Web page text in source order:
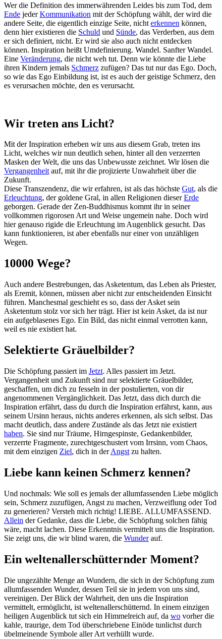
Wer die Definition des immerwährenden Leides bis zum Tod, dem
Ende jederKommunikation mit der Schöpfung wählt, der wird die
andere Seite, die eigentlich einzige Seite, nicht erkennen können,
denn hier existieren die Schuld und Sünde, das Verderben, aus dem
er sich definiert, nicht. Er wird sie also auch nicht entdecken
können. Inspiration heißt Umdefinierung. Wandel. Sanfter Wandel.
Eine Veränderung, die nicht weh tut. Denn wie könnte die Liebe
ihren Kindern jemals Schmerz zufügen? Das tut nur das Ego. Doch,
so wie das Ego Einbildung ist, ist es auch der geistige Schmerz, den
es verursachen möchte, den es verursacht.
Wir treten ans Licht?
Mit der Inspiration erheben wir uns aus diesem Grab, treten ins
Licht, welches wir nun deutlich sehen, hinter all den verzerrten
Masken der Welt, die uns das Unbewusste zeichnet. Wir lösen die
Vergangenheitauf, mit ihr die projizierte Unwahrheit über die
Zukunft.
Diese Transzendenz, die wir erfahren, ist als das höchste Gut, als die
Erleuchtung, der goldene Gral, in allen Religionen dieserErde
geborgen. Gerade der Zen-Buddhismus kommt ihr in seiner
vollkommen rigorosen Art und Weise ungemein nahe. Doch wird
hier genauso rigide die Erleuchtung im Augenblick gesucht. Das
kann funktionieren, ist aber ebenfalls nur einer von unzähligen
Wegen.
10000 Wege?
Auch andere Bestrebungen, das Asketentum, das Leben als Priester,
als Eremit, können, müssen aber nicht zur entscheidenden Einsicht
führen. Manchesmal geschieht es so, dass der Asket sein
Asketentum stolz vor sich her trägt. Hier ist kein Asket, da ist nur
ein aufgeblasenes Ego. Ein Bild, das nicht einmal verrotten kann,
weil es nie existiert hat.
Selektierte Gräuelbilder?
Die Schöpfung passiert im Jetzt. Alles passiert im Jetzt.
Vergangenheit und Zukunft sind nur selektierte Gräuelbilder,
geschaffen, um dich zu fesseln in der postulierten, von dir
angenommenen Vergänglichkeit. Das Jetzt, dass dich durch die
Inspiration erfährt, dass du durch die Inspiration erfährst, kann, aus
seinem Ursinn heraus, nichts anderes erkennen, als sich selbst. Das
macht deutlich, dass andere Zustände als das Jetzt nie existiert
haben. Sie sind nur Träume, Hirngespinste, Gedankenbilder,
verzerrte Fragmente, zurechtgeschustert vom Irrsinn, vom Chaos,
mit dem einzigen Ziel, dich in derAngst zu halten.
Liebe kann keinen Schmerz kennen?
Und nochmals: Wie soll es jemals der allumfassenden Liebe möglich
sein, Schmerz zuzufügen, Angst zu machen, Verzweiflung oder Tod
zu generieren? Versteh mich richtig! LIEBE. ALLUMFASSEND.
Allein der Gedanke, dass die Liebe, die Schöpfung solchen fähig
wäre, macht lachen. Diese Erkenntnis vermittelt uns die Inspiration.
Sie zeigt uns, die wir blind waren, die Wunderauf.
Ein weltenallerschütternder Moment?
Die ungezählte Menge an Wundern, die sich in der Schöpfung zum
allumfassenden Wunder, dessen Teil sie in jedem von uns sind,
vereinigen. Der Blick der Wahrheit, den uns die Inspiration
vermittelt, ermöglicht, ist weltenallerschütternd. In einem einzigen
heiligen Augenblick tut sich ein Himmelreich auf, da wo vorher die
kahle, traurige, dem Tod überschriebene Einöde tunlichst durch
übelmeinende Symbole aller Art verhüllt wurde.